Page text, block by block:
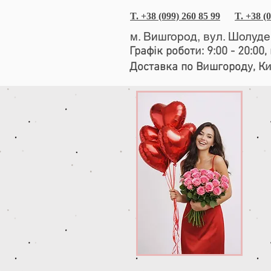
T. +38 (099) 260 85 99 T. +38
м. Вишгород, вул.
Графік роботи: 9:00 -
Доставка по Вишгороду,